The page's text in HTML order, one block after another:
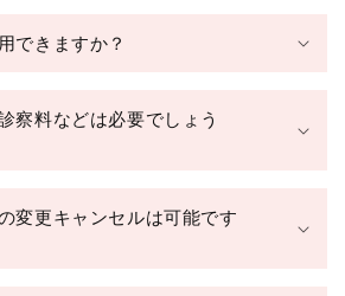
できますか？
察料などは必要でしょう
変更キャンセルは可能です